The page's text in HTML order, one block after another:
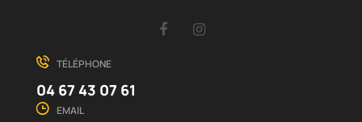
Facebook
TÉLÉPHONE
04 67 43 07 61
EMAIL